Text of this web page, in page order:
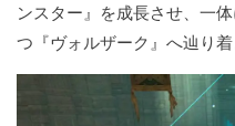
ンスター』を成長させ、一
つ『ヴォルザーク』へ辿り着